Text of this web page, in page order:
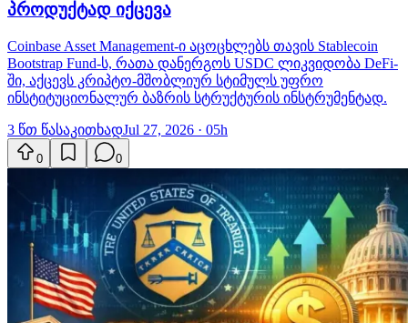
პროდუქტად იქცევა
Coinbase Asset Management-ი აცოცხლებს თავის Stablecoin
Bootstrap Fund-ს, რათა დანერგოს USDC ლიკვიდობა DeFi-
ში, აქცევს კრიპტო-მშობლიურ სტიმულს უფრო
ინსტიტუციონალურ ბაზრის სტრუქტურის ინსტრუმენტად.
3 წთ წასაკითხადJul 27, 2026 · 05h
0 0